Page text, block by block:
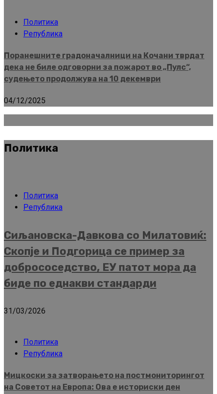
Политика
Република
Поранешните градоначалници на Кочани тврдат
дека не биле одговорни за пожарот во „Пулс“,
судењето продолжува на 10 декември
04/12/2025
Политика
Политика
Република
Сиљановска-Давкова со Милатовиќ:
Скопје и Подгорица се пример за
добрососедство, ЕУ патот мора да
биде по еднакви стандарди
31/03/2026
Политика
Република
Мицкоски за затворањето на постмониторингот
на Советот на Европа: Ова е историски ден